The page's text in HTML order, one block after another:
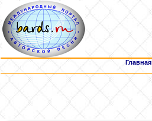
Главная